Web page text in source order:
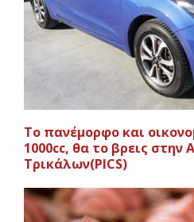
To πανέμορφο και
1000cc, θα το βρεις στην
Τρικάλων(PICS)